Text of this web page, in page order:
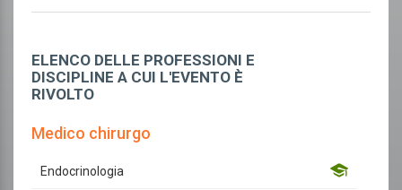
ELENCO DELLE PROFESSIONI E
DISCIPLINE A CUI L'EVENTO È
RIVOLTO
Medico chirurgo
Endocrinologia